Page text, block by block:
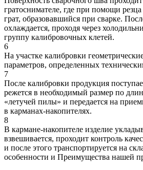
гратоснимателе, где при помощи
грат, образовавшийся при сварке.
охлаждается, проходя через
группу калибровочных клетей.
6
На участке калибровки
параметров, определенных
7
После калибровки продукция
режется в необходимый размер по
«летучей пилы» и передается на
в карманах-накопителях.
8
В кармане-накопителе изделие
взвешивается, проходит контроль
и после этого транспортируется на
особенности и Преимущества нашей